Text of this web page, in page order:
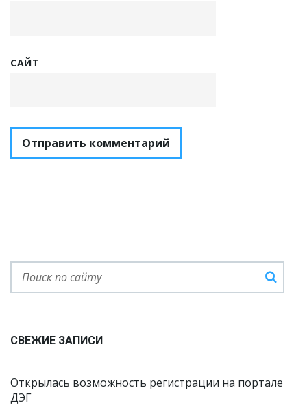
САЙТ
СВЕЖИЕ ЗАПИСИ
Открылась возможность регистрации на портале
ДЭГ